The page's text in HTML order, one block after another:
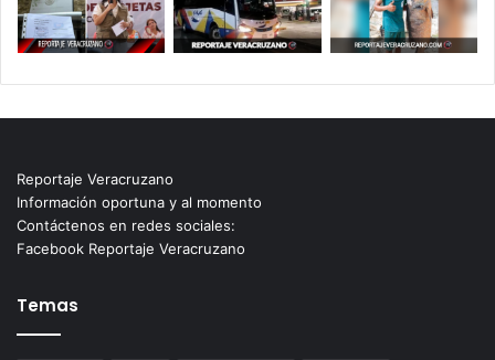
Reportaje Veracruzano
Información oportuna y al momento
Contáctenos en redes sociales:
Facebook Reportaje Veracruzano
Temas